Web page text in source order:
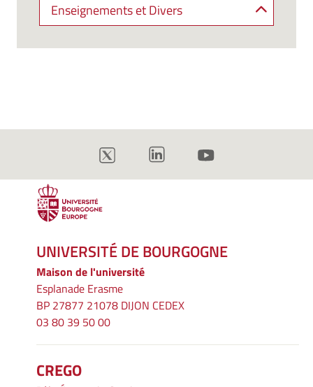
Enseignements et Divers
UNIVERSITÉ DE BOURGOGNE
Maison de l'université
Esplanade Erasme
BP 27877 21078 DIJON CEDEX
03 80 39 50 00
CREGO